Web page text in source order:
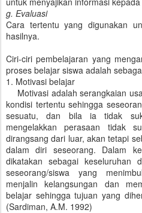
g. Evaluasi
Cara tertentu yang digunakan
hasilnya.
Ciri-ciri pembelajaran yang
proses belajar siswa adalah
1. Motivasi belajar
Motivasi adalah serangkaian
kondisi tertentu sehingga
sesuatu, dan bila ia tidak
mengelakkan perasaan tidak
dirangsang dari luar, akan tetapi
dalam diri seseorang. Dalam
dikatakan sebagai
seseorang/siswa yang
menjalin kelangsungan dan
belajar sehingga tujuan yang
(Sardiman, A.M. 1992)